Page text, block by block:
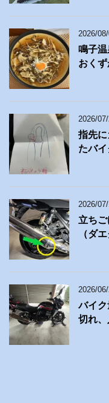
2026/
鳴子
おく
2026/
指先
たバイ
2026/
立ち
（ダ
2026/
バイ
切れ、